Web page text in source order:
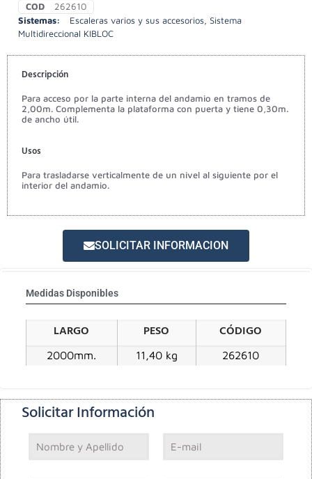
COD
262610
Sistemas:
Escaleras varios y sus accesorios Sistema
Multidireccional KIBLOC
Descripción
Para acceso por la parte interna del andamio en tramos de
2,00m. Complementa la plataforma con puerta y tiene 0,30m.
de ancho útil.
Usos
Para trasladarse verticalmente de un nivel al siguiente por el
interior del andamio.
SOLICITAR INFORMACION
Medidas Disponibles
LARGO PESO CÓDIGO
2000mm. 11,40 kg 262610
Solicitar Información